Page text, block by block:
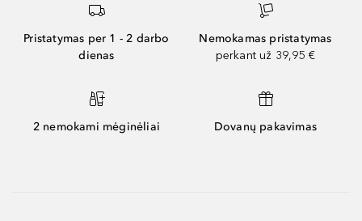
Pristatymas per 1 - 2 darbo
dienas
Nemokamas pristatymas
perkant už 39,95 €
2 nemokami mėginėliai Dovanų pakavimas